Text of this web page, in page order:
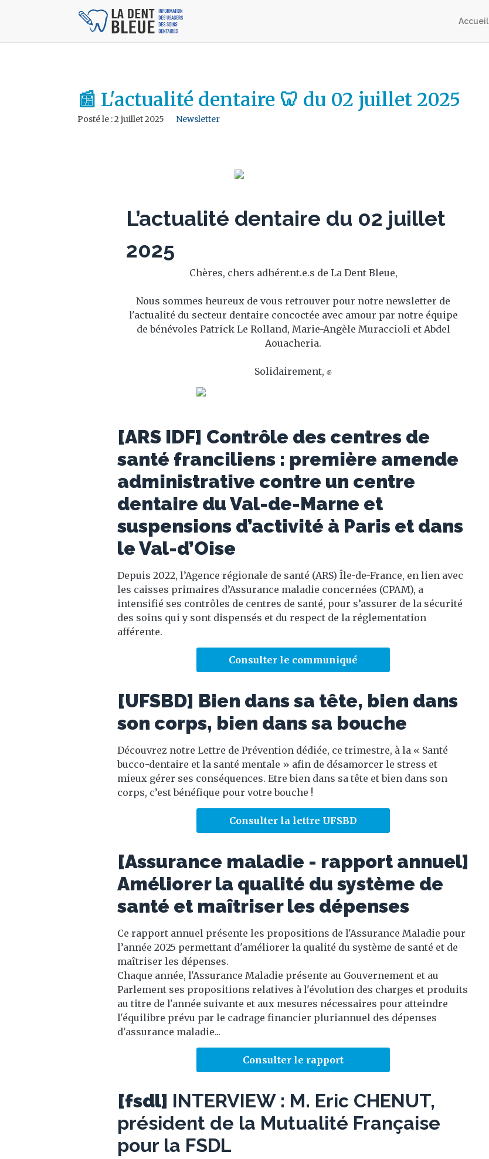
Accueil
📰 L'actualité dentaire 🦷 du 02 juillet 2025
Posté le :2 juillet 2025 Newsletter
L’actualité dentaire du 02 juillet
2025
Chères, chers adhérent.e.s de La Dent Bleue,
Nous sommes heureux de vous retrouver pour notre newsletter de
l'actualité du secteur dentaire concoctée avec amour par notre équipe
de bénévoles Patrick Le Rolland, Marie-Angèle Muraccioli et Abdel
Aouacheria.
Solidairement, ✊
[ARS IDF] Contrôle des centres de
santé franciliens : première amende
administrative contre un centre
dentaire du Val-de-Marne et
suspensions d’activité à Paris et dans
le Val-d’Oise
Depuis 2022, l’Agence régionale de santé (ARS) Île-de-France, en lien avec
les caisses primaires d’Assurance maladie concernées (CPAM), a
intensifié ses contrôles de centres de santé, pour s’assurer de la sécurité
des soins qui y sont dispensés et du respect de la réglementation
afférente.
Consulter le communiqué
[UFSBD] Bien dans sa tête, bien dans
son corps, bien dans sa bouche
Découvrez notre Lettre de Prévention dédiée, ce trimestre, à la « Santé
bucco-dentaire et la santé mentale » afin de désamorcer le stress et
mieux gérer ses conséquences. Etre bien dans sa tête et bien dans son
corps, c’est bénéfique pour votre bouche !
Consulter la lettre UFSBD
[Assurance maladie - rapport annuel]
Améliorer la qualité du système de
santé et maîtriser les dépenses
Ce rapport annuel présente les propositions de l'Assurance Maladie pour
l’année 2025 permettant d'améliorer la qualité du système de santé et de
maîtriser les dépenses.
Chaque année, l'Assurance Maladie présente au Gouvernement et au
Parlement ses propositions relatives à l'évolution des charges et produits
au titre de l'année suivante et aux mesures nécessaires pour atteindre
l'équilibre prévu par le cadrage financier pluriannuel des dépenses
d'assurance maladie...
Consulter le rapport
[fsdl] INTERVIEW : M. Eric CHENUT,
président de la Mutualité Française
pour la FSDL